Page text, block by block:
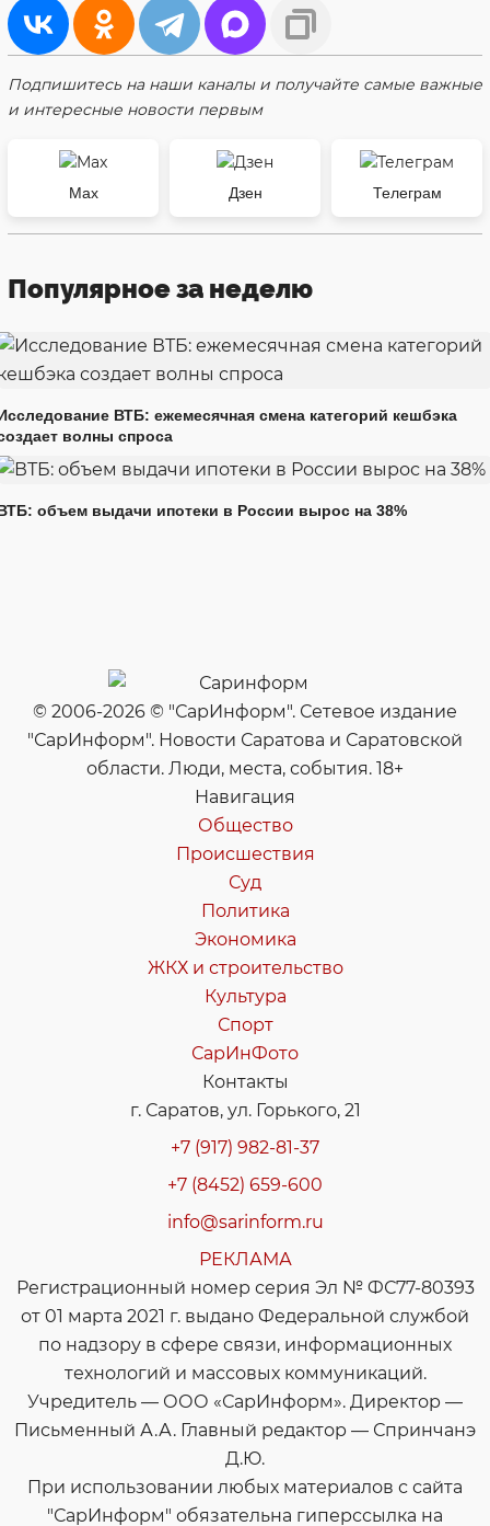
Подпишитесь на наши каналы и получайте самые важные
и интересные новости первым
Max Дзен Телеграм
Популярное за неделю
ВТБ: ежемесячная смена категорий кешбэка
волны спроса
объем выдачи ипотеки в России вырос на 38%
© 2006-2026 © "СарИнформ". Сетевое издание
"СарИнформ". Новости Саратова и Саратовской
области. Люди, места, события. 18+
Навигация
Общество
Происшествия
Суд
Политика
Экономика
ЖКХ и строительство
Культура
Спорт
СарИнФото
Контакты
г. Саратов, ул. Горького, 21
+7 (917) 982-81-37
+7 (8452) 659-600
info@sarinform.ru
РЕКЛАМА
Регистрационный номер серия Эл № ФС77-80393
от 01 марта 2021 г. выдано Федеральной службой
по надзору в сфере связи, информационных
технологий и массовых коммуникаций.
Учредитель — ООО «СарИнформ». Директор —
Письменный А.А. Главный редактор — Спринчанэ
Д.Ю.
При использовании любых материалов с сайта
"СарИнформ" обязательна гиперссылка на